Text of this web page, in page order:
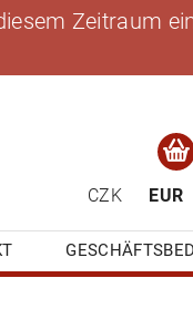
Zeitraum
CZK EUR